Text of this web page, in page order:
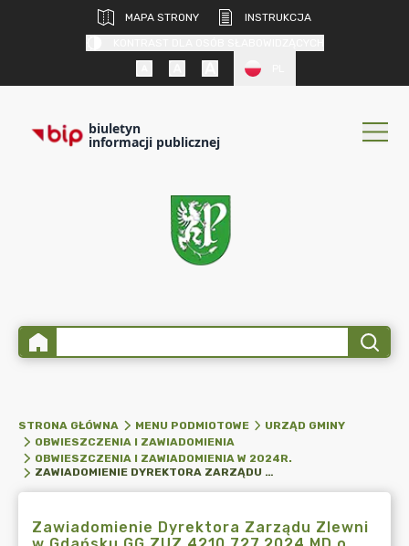
MAPA STRONY
INSTRUKCJA
biuletyn
informacji publicznej
STRONA GŁÓWNA MENU PODMIOTOWE
URZĄD GMINY
OBWIESZCZENIA I ZAWIADOMIENIA
OBWIESZCZENIA I ZAWIADOMIENIA W 2024R.
ZAWIADOMIENIE DYREKTORA ZARZĄDU ZLEWNI W GDAŃSKU GG.ZUZ.4210.727.2024.MD O WSZCZĘCIU POSTĘPOWANIA W SPRAWIE UDZIELENIA POZWOLENIA WODNOPRAWNEGO ORAZ WYGASZENIA DECYZJI GD.ZUZ.3.4210.442.2023.MD
Zawiadomienie Dyrektora Zarządu Zlewni